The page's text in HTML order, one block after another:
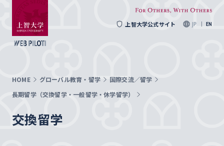
上智大学公式サイト JP EN
HOME グローバル教育・留学
国際交流／留学
長期留学（交換留学・一般留学・休学留学）
交換留学